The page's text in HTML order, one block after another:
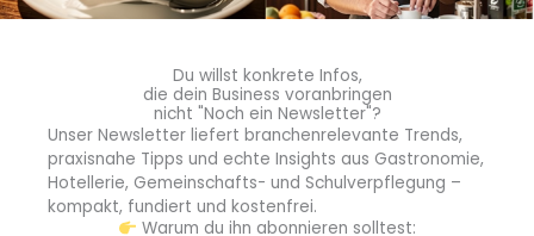
Parmesanschaumsuppe
Aus wenigen Zutaten und in wenigen Minuten
Du willst konkrete Infos,
die dein Business voranbringen
nicht "Noch ein Newsletter"?
Unser Newsletter liefert branchenrelevante Trends,
praxisnahe Tipps und echte Insights aus Gastronomie,
Hotellerie, Gemeinschafts- und Schulverpflegung –
kompakt, fundiert und kostenfrei.
Warum du ihn abonnieren solltest: